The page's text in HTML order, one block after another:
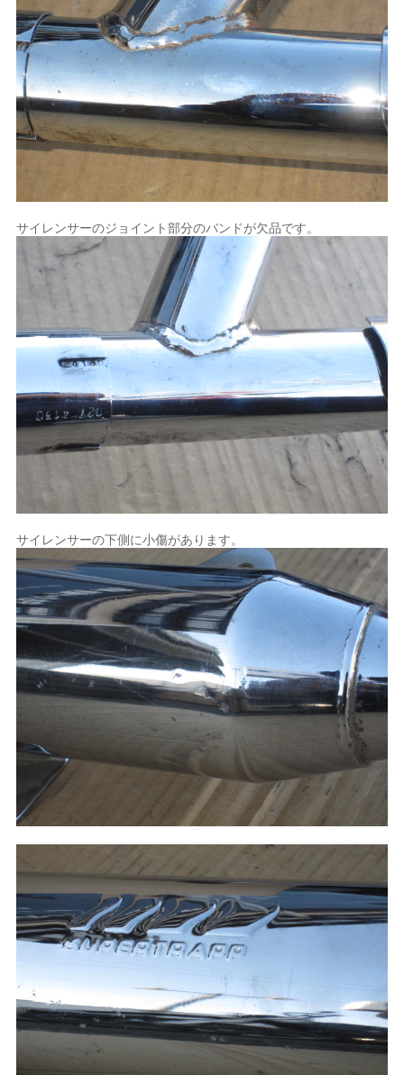
サイレンサーのジョイント部分のバンドが欠品です。
サイレンサーの下側に小傷があります。